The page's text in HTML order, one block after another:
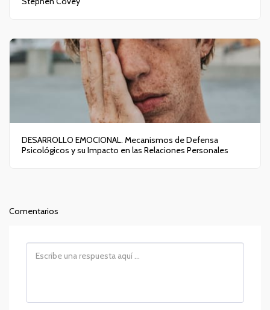
DESARROLLO EMOCIONAL. Mecanismos de Defensa
Psicológicos y su Impacto en las Relaciones Personales
Comentarios